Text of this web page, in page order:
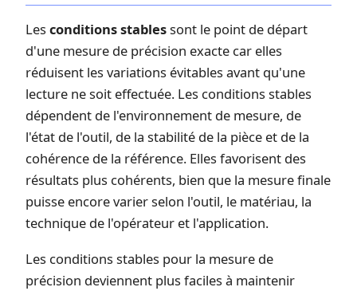
Lesconditions stablessont le point de départ
d'une mesure de précision exacte car elles
réduisent les variations évitables avant qu'une
lecture ne soit effectuée. Les conditions stables
dépendent de l'environnement de mesure, de
l'état de l'outil, de la stabilité de la pièce et de la
cohérence de la référence. Elles favorisent des
résultats plus cohérents, bien que la mesure finale
puisse encore varier selon l'outil, le matériau, la
technique de l'opérateur et l'application.
Les conditions stables pour la mesure de
précision deviennent plus faciles à maintenir